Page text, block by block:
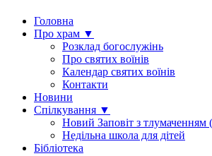
Головна
Про храм ▼
Розклад богослужінь
Про святих воїнів
Календар святих воїнів
Контакти
Новини
Спілкування ▼
Новий Заповіт з тлумаченням
Недільна школа для дітей
Бібліотека